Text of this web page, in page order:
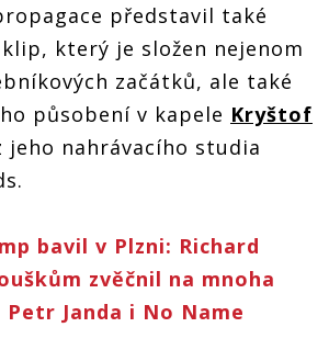
představil také
který je složen nejenom
začátků, ale také
působení v kapele Kryštof
jeho nahrávacího studia
bavil v Plzni: Richard
zvěčnil na mnoha
Janda i No Name